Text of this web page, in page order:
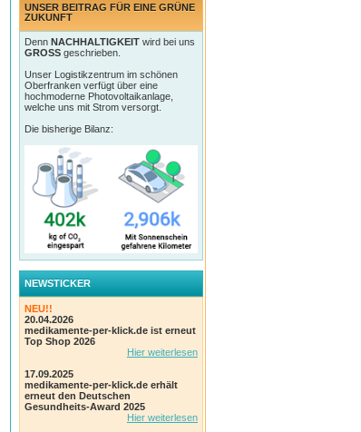
UNSER BEITRAG FÜR EINE GRÜNE
ZUKUNFT
Denn NACHHALTIGKEIT wird bei uns
GROSS geschrieben.
Unser Logistikzentrum im schönen
Oberfranken verfügt über eine
hochmoderne Photovoltaikanlage,
welche uns mit Strom versorgt.
Die bisherige Bilanz:
NEWSTICKER
NEU!!
20.04.2026
medikamente-per-klick.de ist erneut
Top Shop 2026
Hier weiterlesen
17.09.2025
medikamente-per-klick.de erhält
erneut den Deutschen
Gesundheits-Award 2025
Hier weiterlesen